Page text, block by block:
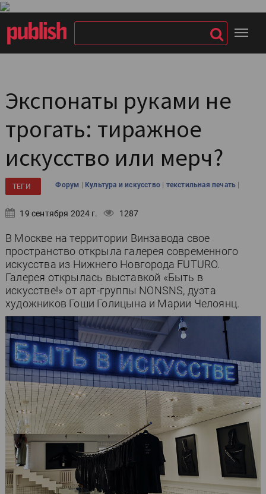
Экспонаты руками не
трогать: тиражное
искусство или мерч?
ТЕГИ Форум | Культура и искусство | текстильная печать |
19 сентября 2024 г. 1287
В Москве на территории Винзавода свое
пространство открыла галерея современного
искусства из Нижнего Новгорода FUTURO.
Галерея открылась выставкой «Быть в
искусстве!» от арт-группы NONSNS, дуэта
художников Гоши Голицына и Марии Челоянц.